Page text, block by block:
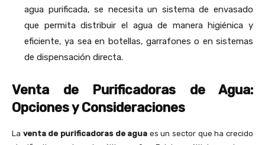
agua purificada, se necesita un sistema de envasado
que permita distribuir el agua de manera higiénica y
eficiente, ya sea en botellas, garrafones o en sistemas
de dispensación directa.
Venta de Purificadoras de Agua:
Opciones y Consideraciones
La venta de purificadoras de agua es un sector que ha crecido